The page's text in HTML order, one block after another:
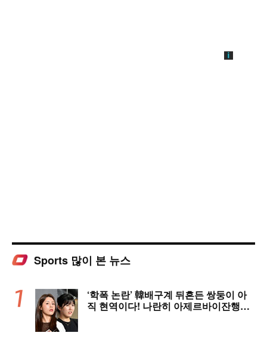
Sports 많이 본 뉴스
‘학폭 논란’ 韓배구계 뒤흔든 쌍둥이 아
직 현역이다! 나란히 아제르바이잔행→5